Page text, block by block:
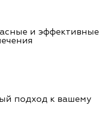
и эффективные
подход к вашему